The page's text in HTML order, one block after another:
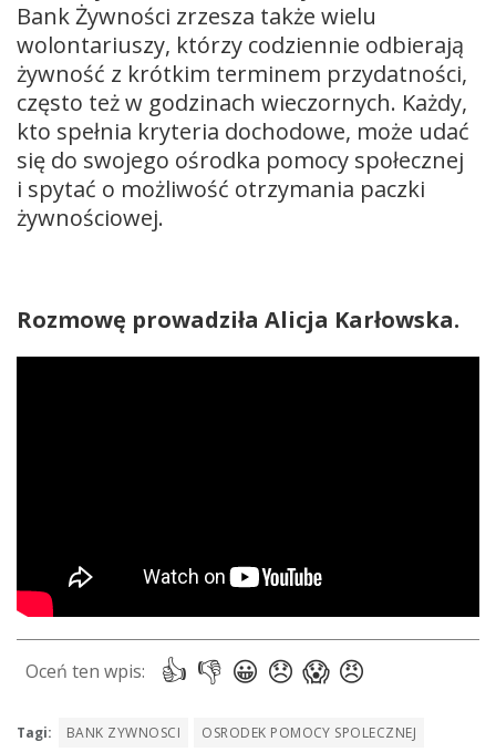
Bank Żywności zrzesza także wielu
wolontariuszy, którzy codziennie odbierają
żywność z krótkim terminem przydatności,
często też w godzinach wieczornych. Każdy,
kto spełnia kryteria dochodowe, może udać
się do swojego ośrodka pomocy społecznej
i spytać o możliwość otrzymania paczki
żywnościowej.
Rozmowę prowadziła Alicja Karłowska.
Tagi: BANK ZYWNOSCI
OSRODEK POMOCY SPOLECZNEJ